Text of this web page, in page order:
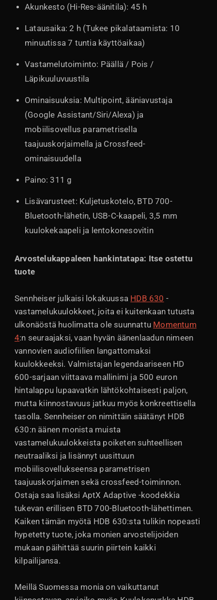
Akunkesto (Hi-Res-äänitila): 45 h
Latausaika: 2 h (Tukee pikalataamista: 10
minuutissa 7 tuntia käyttöaikaa)
Vastamelutoiminto: Päällä / Pois /
Läpikuuluvuustila
Ominaisuuksia: Multipoint, ääniavustaja
(Google Assistant/Siri/Alexa) ja
mobiilisovellus parametrisella
taajuuskorjaimella ja Crossfeed-
ominaisuudella
Paino: 311 g
Lisävarusteet: Kuljetuskotelo, BTD 700-
Bluetooth-lähetin, USB-C-kaapeli, 3,5 mm
kuulokekaapeli ja lentokonesovitin
Arvostelukappaleen hankintatapa: Itse ostettu
tuote
Sennheiser julkaisi lokakuussa HDB 630 -
vastamelukuulokkeet, joita ei kuitenkaan tutusta
ulkonäöstä huolimatta ole suunnattu Momentum
4:n seuraajaksi, vaan hyvän äänenlaadun nimeen
vannovien audiofiilien langattomaksi
kuulokkeeksi. Valmistajan legendaariseen HD
600-sarjaan viittaava mallinimi ja 500 euron
hintalappu lupaavatkin lähtökohtaisesti paljon,
mutta kiinnostavuus jatkuu myös konkreettisella
tasolla. Sennheiser on nimittäin säätänyt HDB
630:n äänen monista muista
vastamelukuulokkeista poiketen suhteellisen
neutraaliksi ja lisännyt uusittuun
mobiilisovellukseensa parametrisen
taajuuskorjaimen sekä crossfeed-toiminnon.
Ostaja saa lisäksi AptX Adaptive -koodekkia
tukevan erillisen BTD 700-Bluetooth-lähettimen.
Kaiken tämän myötä HDB 630:sta tulikin nopeasti
hypetetty tuote, joka monien arvostelijoiden
mukaan päihittää suurin piirtein kaikki
kilpailijansa.
Meillä Suomessa monia on vaikuttanut